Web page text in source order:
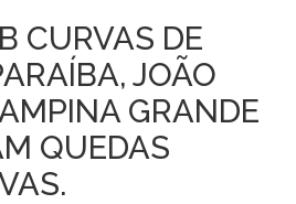
CURVAS DE
JOÃO
GRANDE
QUEDAS